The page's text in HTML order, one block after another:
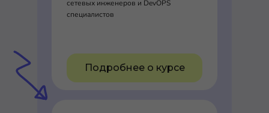
сетевых инженеров и DevOPS
специалистов
Подробнее о курсе